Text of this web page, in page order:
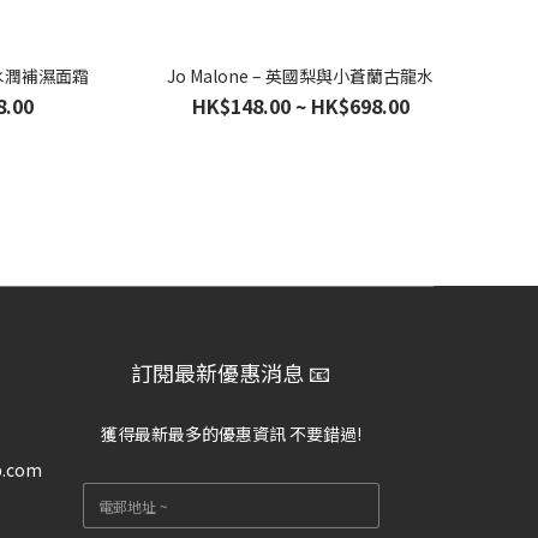
補濕面霜 Jo Malone – 英國梨與小蒼蘭古龍水
HK$148.00 ~ HK$698.00
訂閱最新優惠消息 📧
獲得最新最多的優惠資訊 不要錯過!